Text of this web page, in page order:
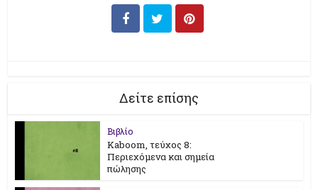
Δείτε επίσης
Βιβλίο
Kaboom, τεύχος 8:
Περιεχόμενα και σημεία
πώλησης